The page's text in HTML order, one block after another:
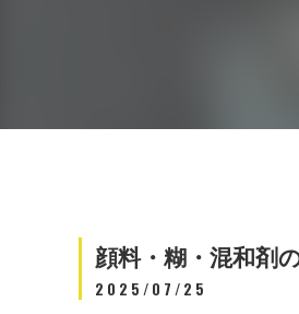
顔料・糊・混和剤
2025/07/25